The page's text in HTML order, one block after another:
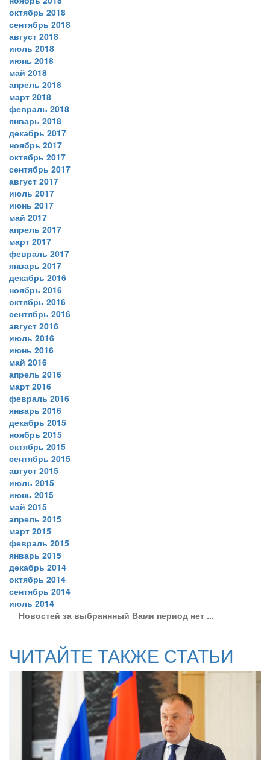
октябрь 2018
сентябрь 2018
август 2018
июль 2018
июнь 2018
май 2018
апрель 2018
март 2018
февраль 2018
январь 2018
декабрь 2017
ноябрь 2017
октябрь 2017
сентябрь 2017
август 2017
июль 2017
июнь 2017
май 2017
апрель 2017
март 2017
февраль 2017
январь 2017
декабрь 2016
ноябрь 2016
октябрь 2016
сентябрь 2016
август 2016
июль 2016
июнь 2016
май 2016
апрель 2016
март 2016
февраль 2016
январь 2016
декабрь 2015
ноябрь 2015
октябрь 2015
сентябрь 2015
август 2015
июль 2015
июнь 2015
май 2015
апрель 2015
март 2015
февраль 2015
январь 2015
декабрь 2014
октябрь 2014
сентябрь 2014
июль 2014
Новостей за выбраннный Вами период нет ...
ЧИТАЙТЕ ТАКЖЕ СТАТЬИ